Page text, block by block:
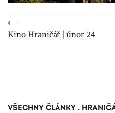
⟵
Kino Hraničář | únor 24
VŠECHNY ČLÁNKY .